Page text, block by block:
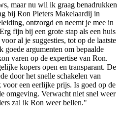
maar nu wil ik graag benadrukken
bij Ron Pieters Makelaardij in
ontzorgd en neemt je mee in
fijn bij een grote stap als een huis
al je suggesties, tot op de laatste
goede argumenten om bepaalde
varen op de expertise van Ron.
kopers open en transparant. De
door het snelle schakelen van
een eerlijke prijs. Is goed op de
omgeving. Verwacht niet snel weer
zal ik Ron weer bellen."